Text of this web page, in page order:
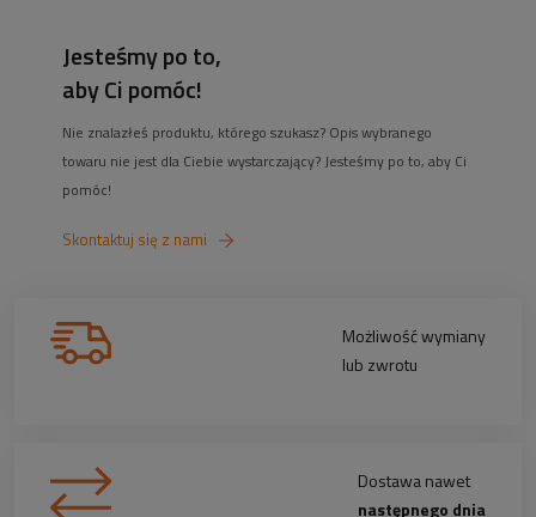
Możliwość wymiany
lub zwrotu
Dostawa nawet
następnego dnia
Jesteśmy po to,
aby Ci pomóc!
Nie znalazłeś produktu, którego szukasz? Opis wybranego
towaru nie jest dla Ciebie wystarczający? Jesteśmy po to, aby Ci
pomóc!
Skontaktuj się z nami